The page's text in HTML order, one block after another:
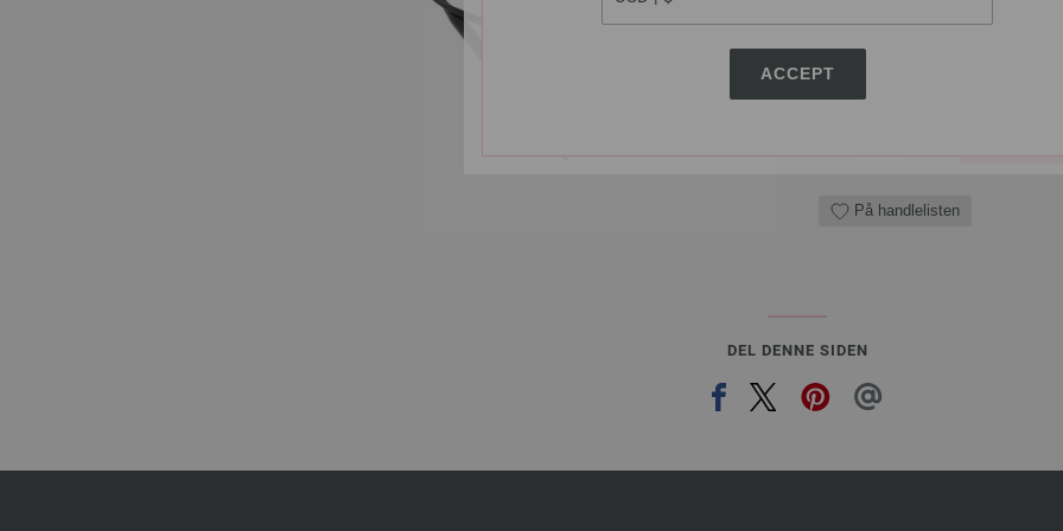
ACCEPT
8,36 €
9,77 $
ANTALL
I
På handlelisten
DEL DENNE SIDEN